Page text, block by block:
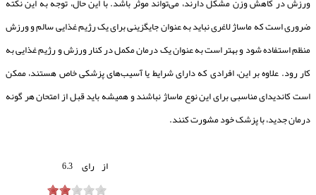
ضروری است که ماساژ لاغری نباید به عنوان جایگزینی برای یک رژیم غذایی سالم و ورزش
منظم استفاده شود و بهتر است به عنوان یک درمان مکمل در کنار ورزش و رژیم غذایی به
کار رود. علاوه بر این، افرادی که دارای شرایط یا آسیب‌های پزشکی خاص هستند، ممکن
است کاندیدای مناسبی برای این نوع ماساژ نباشند و همیشه باید قبل از امتحان هر گونه
درمان جدید، با پزشک خود مشورت کنند.
از رای 6.3